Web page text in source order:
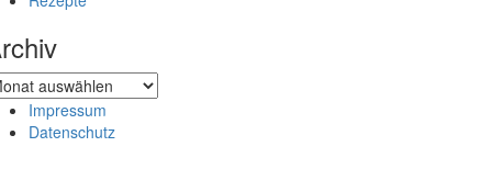
Impressum
Datenschutz